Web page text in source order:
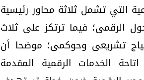
التي تشمل ثلاثة محاور رئيسية
الرقمى؛ فيما ترتكز على ثلاث
تشريعى وحوكمى؛ موضحا أن
الخدمات الرقمية المقدمة